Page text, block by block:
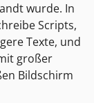
wurde. In
Scripts,
Texte, und
großer
Bildschirm